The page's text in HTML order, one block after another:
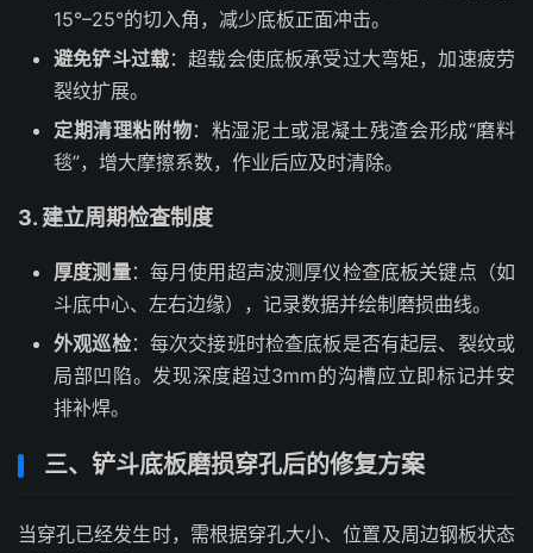
15°–25°的切入角，减少底板正面冲击。
避免铲斗过载：超载会使底板承受过大弯矩，加速疲劳
裂纹扩展。
定期清理粘附物：粘湿泥土或混凝土残渣会形成“磨料
毯”，增大摩擦系数，作业后应及时清除。
3. 建立周期检查制度
厚度测量：每月使用超声波测厚仪检查底板关键点（如
斗底中心、左右边缘），记录数据并绘制磨损曲线。
外观巡检：每次交接班时检查底板是否有起层、裂纹或
局部凹陷。发现深度超过3mm的沟槽应立即标记并安
排补焊。
三、铲斗底板磨损穿孔后的修复方案
当穿孔已经发生时，需根据穿孔大小、位置及周边钢板状态